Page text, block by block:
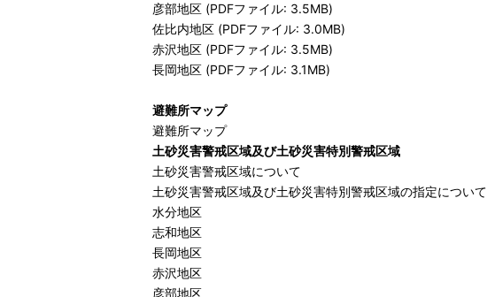
彦部地区 (PDFファイル: 3.5MB)
佐比内地区 (PDFファイル: 3.0MB)
赤沢地区 (PDFファイル: 3.5MB)
長岡地区 (PDFファイル: 3.1MB)
避難所マップ
避難所マップ
土砂災害警戒区域及び土砂災害特別警戒区域
土砂災害警戒区域について
土砂災害警戒区域及び土砂災害特別警戒区域の指定について
水分地区
志和地区
長岡地区
赤沢地区
彦部地区